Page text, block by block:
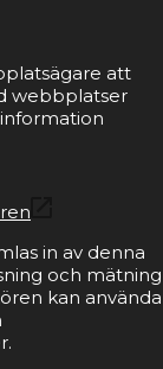
att
webbplatser
in av denna
och mätning
kan använda